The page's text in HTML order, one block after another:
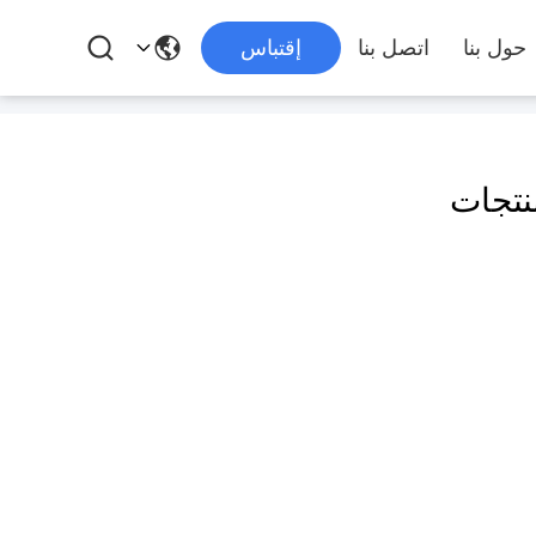
حول بنا اتصل بنا إقتباس